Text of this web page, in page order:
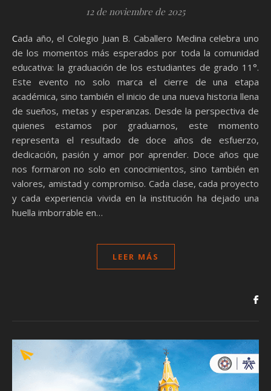
12 de noviembre de 2025
Cada año, el Colegio Juan B. Caballero Medina celebra uno
de los momentos más esperados por toda la comunidad
educativa: la graduación de los estudiantes de grado 11°.
Este evento no solo marca el cierre de una etapa
académica, sino también el inicio de una nueva historia llena
de sueños, metas y esperanzas. Desde la perspectiva de
quienes estamos por graduarnos, este momento
representa el resultado de doce años de esfuerzo,
dedicación, pasión y amor por aprender. Doce años que
nos formaron no solo en conocimientos, sino también en
valores, amistad y compromiso. Cada clase, cada proyecto
y cada experiencia vivida en la institución ha dejado una
huella imborrable en…
LEER MÁS